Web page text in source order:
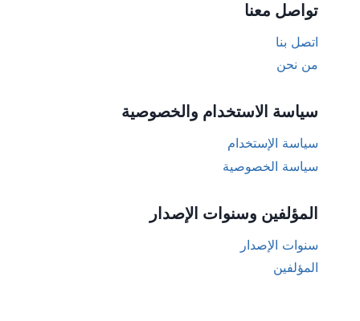
تواصل معنا
اتصل بنا
من نحن
سياسة الاستخدام والخصوصية
سياسة الإستخدام
سياسة الخصوصية
المؤلفين وسنوات الإصدار
سنوات الإصدار
المؤلفين